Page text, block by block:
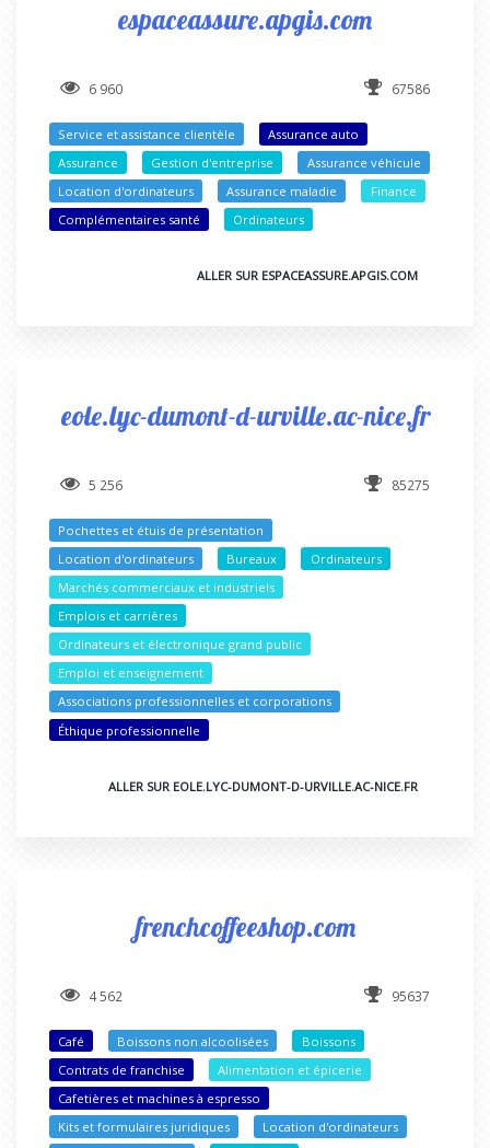
espaceassure.apgis.com
6 960 67586
Service et assistance clientèle
Assurance auto
Assurance
Gestion d'entreprise
Assurance véhicule
Location d'ordinateurs
Assurance maladie
Finance
Complémentaires santé
Ordinateurs
ALLER SUR ESPACEASSURE.APGIS.COM
eole.lyc-dumont-d-urville.ac-nice.fr
5 256 85275
Pochettes et étuis de présentation
Location d'ordinateurs
Bureaux
Ordinateurs
Marchés commerciaux et industriels
Emplois et carrières
Ordinateurs et électronique grand public
Emploi et enseignement
Associations professionnelles et corporations
Éthique professionnelle
ALLER SUR EOLE.LYC-DUMONT-D-URVILLE.AC-NICE.FR
frenchcoffeeshop.com
4 562 95637
Café Boissons non alcoolisées
Boissons
Contrats de franchise
Alimentation et épicerie
Cafetières et machines à espresso
Kits et formulaires juridiques
Location d'ordinateurs